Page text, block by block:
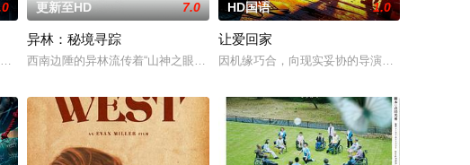
的照屋踊，憧憬舞蹈学校的丽莎，开始了舞蹈生涯。朱音为了支撑家数在酒吧工作，
爷将携600余公斤毒品来云交易，火速成立“斩毒行动”专案组，借调警员安迪参战。首
更新至HD 7.0
异林：秘境寻踪
西南边陲的异林流传着“山神之眼”的恐怖传说，生物系学生苏瑶与同学进山科考，却
HD国语 1.0
让爱回家
因机缘巧合，向现实妥协的导演朱达仁萌生拍一